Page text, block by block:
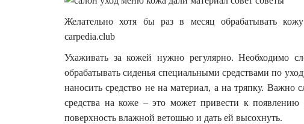
Желательно хотя бы раз в месяц обрабатывать
carpedia.club
Ухаживать за кожей нужно регулярно. Необходимо
обрабатывать сиденья специальными средствами по
наносить средство не на материал, а на тряпку. Важно
средства на коже – это может привести к появлению
поверхность влажной ветошью и дать ей высохнуть.